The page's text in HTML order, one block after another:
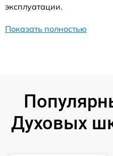
эксплуатации.
Показать полностью
Духовых